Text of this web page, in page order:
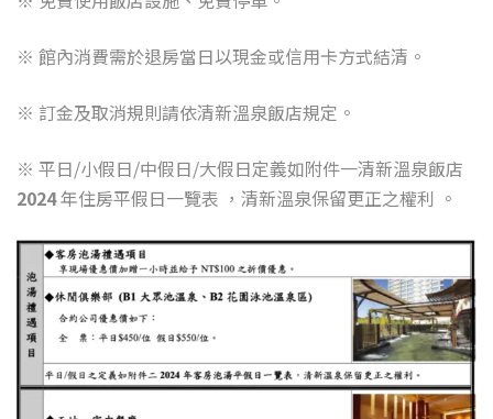
※ 館內消費需於退房當日以現金或信用卡方式結清。
※ 訂金及取消規則請依清新溫泉飯店規定。
※ 平日/小假日/中假日/大假日定義如附件一清新溫泉飯店
2024年住房平假日一覽表 ，清新溫泉保留更正之權利 。